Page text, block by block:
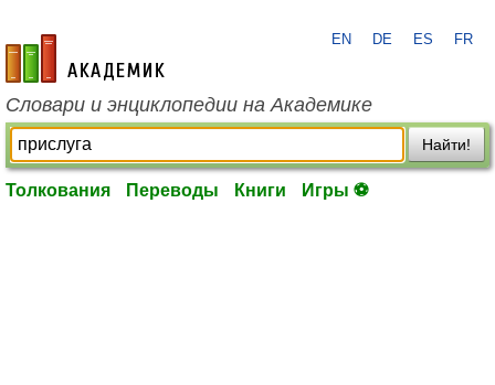
academic.ru
EN DE ES FR
Словари и энциклопедии на Академике
Найти!
Толкования Переводы Книги Игры ⚽